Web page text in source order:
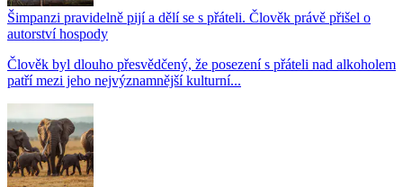
Šimpanzi pravidelně pijí a dělí se s přáteli. Člověk právě přišel o
autorství hospody
Člověk byl dlouho přesvědčený, že posezení s přáteli nad alkoholem
patří mezi jeho nejvýznamnější kulturní...